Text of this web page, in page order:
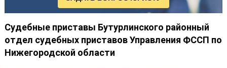
Судебные приставы Бутурлинского районный
отдел судебных приставов Управления ФССП по
Нижегородской области